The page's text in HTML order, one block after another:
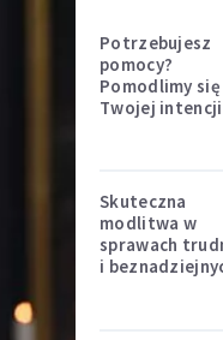
Potrzebujesz
pomocy?
Pomodlimy się
Twojej intencji
Skuteczna
modlitwa w
sprawach
i